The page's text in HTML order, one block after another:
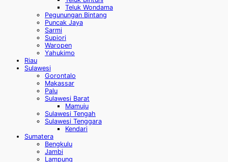
Teluk Wondama
Pegunungan Bintang
Puncak Jaya
Sarmi
Supiori
Waropen
Yahukimo
Riau
Sulawesi
Gorontalo
Makassar
Palu
Sulawesi Barat
Mamuju
Sulawesi Tengah
Sulawesi Tenggara
Kendari
Sumatera
Bengkulu
Jambi
Lampung